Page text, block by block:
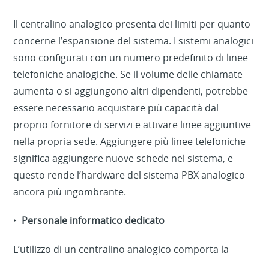
Il centralino analogico presenta dei limiti per quanto
concerne l’espansione del sistema. I sistemi analogici
sono configurati con un numero predefinito di linee
telefoniche analogiche. Se il volume delle chiamate
aumenta o si aggiungono altri dipendenti, potrebbe
essere necessario acquistare più capacità dal
proprio fornitore di servizi e attivare linee aggiuntive
nella propria sede. Aggiungere più linee telefoniche
significa aggiungere nuove schede nel sistema, e
questo rende l’hardware del sistema PBX analogico
ancora più ingombrante.
‣ Personale informatico dedicato
L’utilizzo di un centralino analogico comporta la